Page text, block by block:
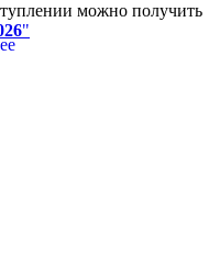
можно получить
"